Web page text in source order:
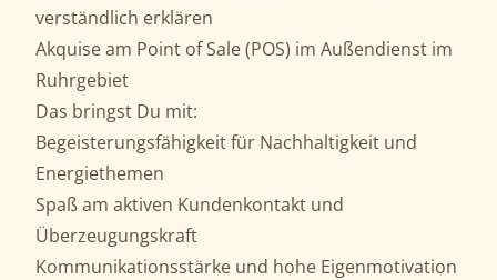
verständlich erklären
Akquise am Point of Sale (POS) im Außendienst im
Ruhrgebiet
Das bringst Du mit:
Begeisterungsfähigkeit für Nachhaltigkeit und
Energiethemen
Spaß am aktiven Kundenkontakt und
Überzeugungskraft
Kommunikationsstärke und hohe Eigenmotivation